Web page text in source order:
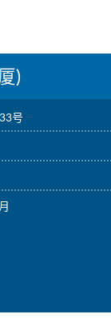
)
号